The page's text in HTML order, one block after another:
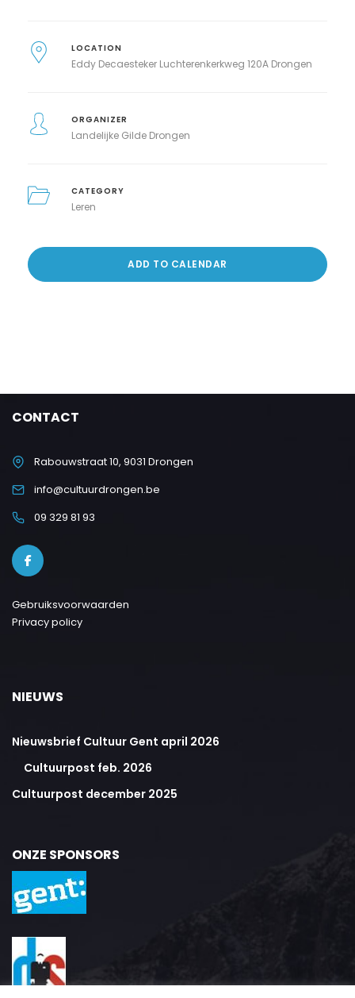
LOCATION
Eddy Decaesteker Luchterenkerkweg 120A Drongen
ORGANIZER
Landelijke Gilde Drongen
CATEGORY
Leren
ADD TO CALENDAR
CONTACT
Rabouwstraat 10, 9031 Drongen
info@cultuurdrongen.be
09 329 81 93
Gebruiksvoorwaarden
Privacy policy
NIEUWS
Nieuwsbrief Cultuur Gent april 2026
Cultuurpost feb. 2026
Cultuurpost december 2025
ONZE SPONSORS